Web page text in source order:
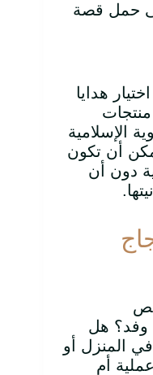
حمل قصة
هدايا
الإسلامية
أن تكون
دون أن
وفد؟ هل
المنزل أو
أم